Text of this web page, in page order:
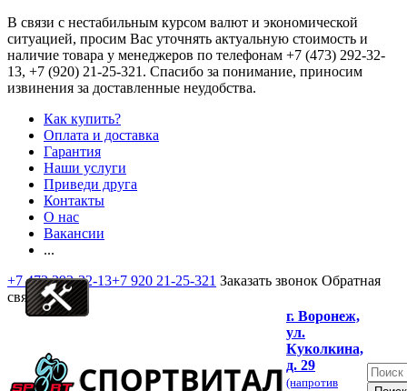
В связи с нестабильным курсом валют и экономической
ситуацией, просим Вас уточнять актуальную стоимость и
наличие товара у менеджеров по телефонам +7 (473) 292-32-
13, +7 (920) 21-25-321 . Спасибо за понимание, приносим
извинения за доставленные неудобства.
Как купить?
Оплата и доставка
Гарантия
Наши услуги
Приведи друга
Контакты
О нас
Вакансии
...
+7 473 292-32-13+7 920 21-25-321 Заказать звонок Обратная
связь
г. Воронеж,
ул.
Куколкина,
д. 29
(напротив